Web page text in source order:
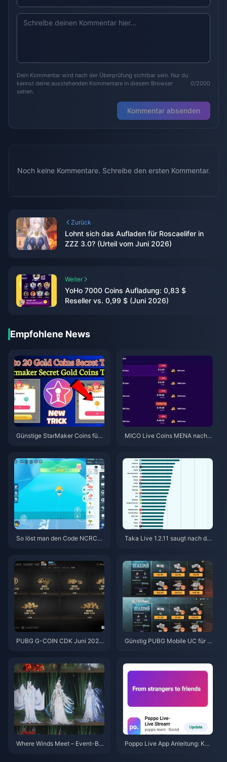
Dein Kommentar wird nach der Überprüfung sichtbar sein. Nur du
kannst deine ausstehenden Kommentare in diesem Browser
sehen.
0/2000
Kommentar absenden
Noch keine Kommentare. Schreibe den ersten Kommentar.
Zurück
Lohnt sich das Aufladen für Roscaelifer in
ZZZ 3.0? (Urteil vom Juni 2026)
Weiter
YoHo 7000 Coins Aufladung: 0,83 $
Reseller vs. 0,99 $ (Juni 2026)
Empfohlene News
Günstige StarMaker Coins für
MICO Live Coins MENA nach v
So löst man den Code NCRCK
Taka Live 1.2.11 saugt nach de
ösungen
PUBG G-COIN CDK Juni 2026:
Günstig PUBG Mobile UC für di
beste Pakete & sicheres Auflad
en
Where Winds Meet – Event-Bel
Poppo Live App Anleitung: Ko